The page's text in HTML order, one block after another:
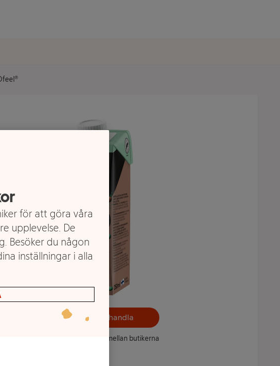
Välj butik och handla
Sortimentet kan variera mellan butikerna
för att göra våra
upplevelse. De
Besöker du någon
inställningar i alla